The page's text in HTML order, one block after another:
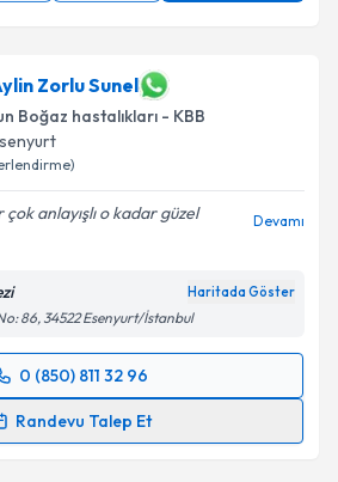
Zorlu Sunel
Boğaz hastalıkları - KBB
anlayışlı o kadar güzel
Devamı
Haritada Göster
86, 34522 Esenyurt/İstanbul
0 (850) 811 32 96
Randevu Talep Et
Talebi